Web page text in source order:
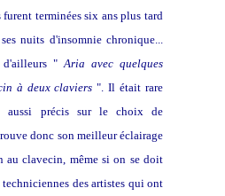
terminées six ans plus tard
nuits d'insomnie chronique...
" Aria avec quelques
à deux claviers ". Il était rare
aussi précis sur le choix de
donc son meilleur éclairage
au clavecin, même si on se doit
techniciennes des artistes qui ont